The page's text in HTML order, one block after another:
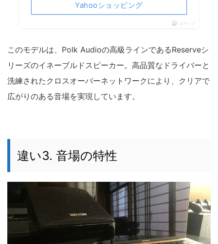
Yahooショッピング
ポチップ
このモデルは、Polk Audioの高級ラインであるReserveシ
リーズのイネーブルドスピーカー。高品質なドライバーと
洗練されたクロスオーバーネットワークにより、クリアで
広がりのある音場を実現しています。
違い3. 音場の特性